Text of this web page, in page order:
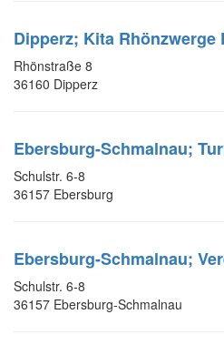
Dipperz; Kita Rhönzwerge
Rhönstraße 8
36160 Dipperz
Ebersburg-Schmalnau;
Schulstr. 6-8
36157 Ebersburg
Ebersburg-Schmalnau;
Schulstr. 6-8
36157 Ebersburg-Schmalnau